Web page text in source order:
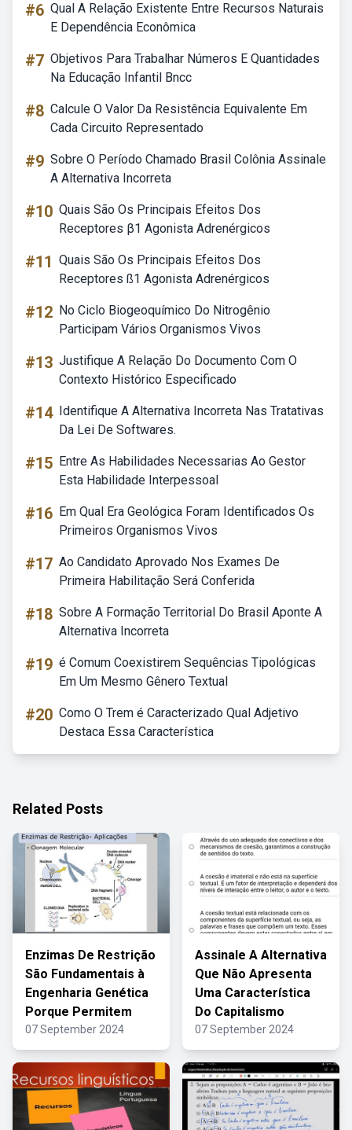
#6 Qual A Relação Existente Entre Recursos Naturais
E Dependência Econômica
#7 Objetivos Para Trabalhar Números E Quantidades
Na Educação Infantil Bncc
#8 Calcule O Valor Da Resistência Equivalente Em
Cada Circuito Representado
#9 Sobre O Período Chamado Brasil Colônia Assinale
A Alternativa Incorreta
#10 Quais São Os Principais Efeitos Dos
Receptores β1 Agonista Adrenérgicos
#11 Quais São Os Principais Efeitos Dos
Receptores ß1 Agonista Adrenérgicos
#12 No Ciclo Biogeoquímico Do Nitrogênio
Participam Vários Organismos Vivos
#13 Justifique A Relação Do Documento Com O
Contexto Histórico Especificado
#14 Identifique A Alternativa Incorreta Nas Tratativas
Da Lei De Softwares.
#15 Entre As Habilidades Necessarias Ao Gestor
Esta Habilidade Interpessoal
#16 Em Qual Era Geológica Foram Identificados Os
Primeiros Organismos Vivos
#17 Ao Candidato Aprovado Nos Exames De
Primeira Habilitação Será Conferida
#18 Sobre A Formação Territorial Do Brasil Aponte A
Alternativa Incorreta
#19 é Comum Coexistirem Sequências Tipológicas
Em Um Mesmo Gênero Textual
#20 Como O Trem é Caracterizado Qual Adjetivo
Destaca Essa Característica
Related Posts
Enzimas De Restrição
São Fundamentais à
Engenharia Genética
Porque Permitem
07 September 2024
Assinale A Alternativa
Que Não Apresenta
Uma Característica
Do Capitalismo
07 September 2024